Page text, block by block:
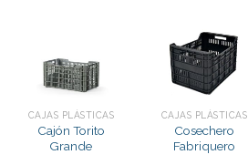
CAJAS PLÁSTICAS
Cajón Torito
Grande
CAJAS PLÁSTICAS
Cosechero
Fabriquero